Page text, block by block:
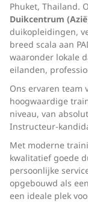
Phuket, Thailand.
Duikcentrum
duikopleidingen,
breed scala aan
waaronder lokale
eilanden,
Ons ervaren team
hoogwaardige
niveau, van
Instructeur-
Met moderne
kwalitatief goede
persoonlijke
opgebouwd als
een ideale plek